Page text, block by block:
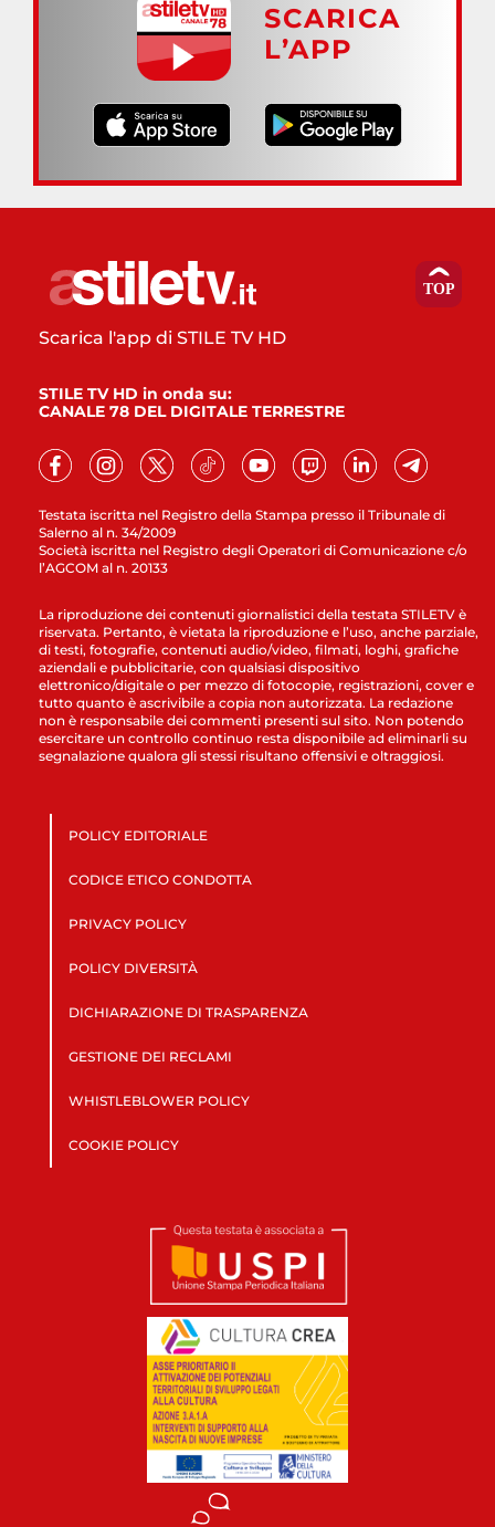
SCARICA
L’APP
Testata iscritta nel Registro della Stampa presso il Tribunale di
Salerno al n. 34/2009
Società iscritta nel Registro degli Operatori di Comunicazione c/o
l’AGCOM al n. 20133
Scarica l'app di STILE TV HD
STILE TV HD in onda su:
CANALE 78 DEL DIGITALE TERRESTRE
La riproduzione dei contenuti giornalistici della testata STILETV è
riservata. Pertanto, è vietata la riproduzione e l’uso, anche parziale,
di testi, fotografie, contenuti audio/video, filmati, loghi, grafiche
aziendali e pubblicitarie, con qualsiasi dispositivo
elettronico/digitale o per mezzo di fotocopie, registrazioni, cover e
tutto quanto è ascrivibile a copia non autorizzata. La redazione
non è responsabile dei commenti presenti sul sito. Non potendo
esercitare un controllo continuo resta disponibile ad eliminarli su
segnalazione qualora gli stessi risultano offensivi e oltraggiosi.
POLICY EDITORIALE
CODICE ETICO CONDOTTA
PRIVACY POLICY
POLICY DIVERSITÀ
DICHIARAZIONE DI TRASPARENZA
GESTIONE DEI RECLAMI
WHISTLEBLOWER POLICY
COOKIE POLICY